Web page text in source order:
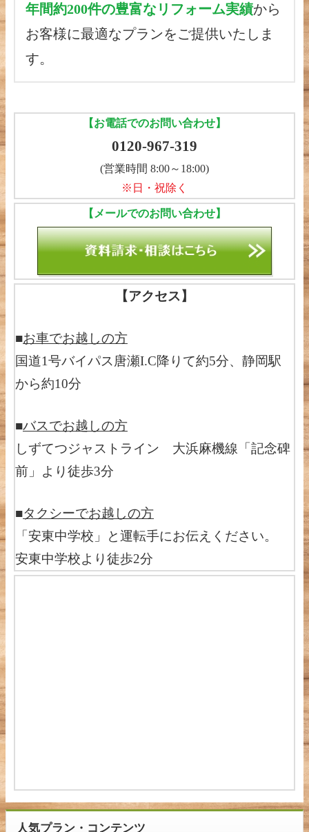
年間約200件の豊富なリフォーム実績から
お客様に最適なプランをご提供いたしま
す。
【お電話でのお問い合わせ】
0120-967-319
(営業時間 8:00～18:00)
※日・祝除く
【メールでのお問い合わせ】
【アクセス】
■お車でお越しの方
国道1号バイパス唐瀬I.C降りて約5分、静岡駅
から約10分
■バスでお越しの方
しずてつジャストライン 大浜麻機線「記念碑
前」より徒歩3分
■タクシーでお越しの方
「安東中学校」と運転手にお伝えください。
安東中学校より徒歩2分
人気プラン・コンテンツ